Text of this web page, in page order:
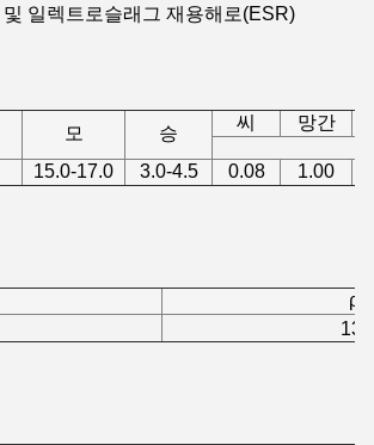
일렉트로슬래그 재용해로(ESR)
모 승
씨
망간
15.0-17.0 3.0-4.5 0.08 1.00